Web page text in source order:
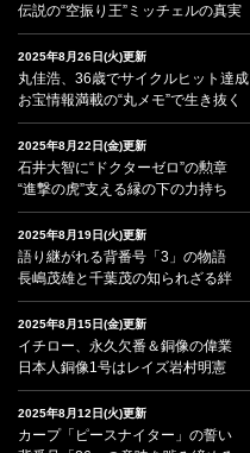
伝説の“空振り王”ミッチェルの真実
2025年8月26日(火)更新
丸佳浩、36歳でサイクルヒット達成
お宝情報満載の“丸メモ”で生き抜く
2025年8月22日(金)更新
石井大智に“ドクターゼロ”の勲章
“進撃の虎”支える縁の下の力持ち
2025年8月19日(火)更新
語り継がれる背番号「3」の物語
長嶋茂雄と千葉茂の知られざる絆
2025年8月15日(金)更新
イチロー、永久欠番＆銅像の偉業
日本人銅像1号はレイズ岩村明憲
2025年8月12日(火)更新
カープ「ピースナイター」の誓い